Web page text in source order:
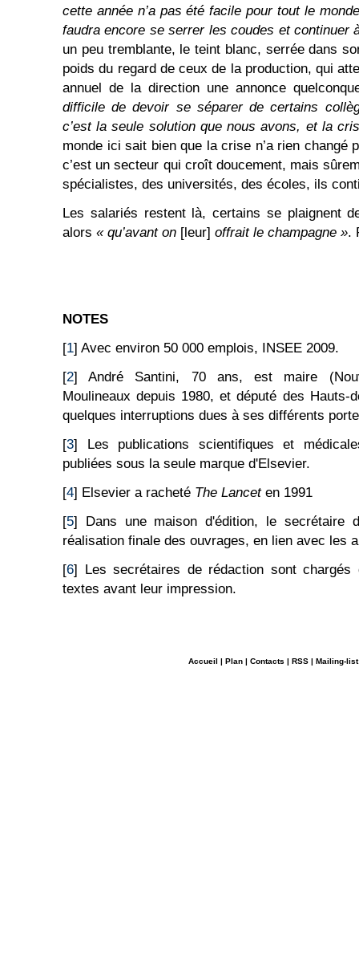
cette année n’a pas été facile pour tout le
faudra encore se serrer les coudes et continuer
un peu tremblante, le teint blanc, serrée dans
poids du regard de ceux de la production, qui
annuel de la direction une annonce
difficile de devoir se séparer de certains
c’est la seule solution que nous avons, et la
monde ici sait bien que la crise n’a rien changé
c’est un secteur qui croît doucement, mais
spécialistes, des universités, des écoles, ils
Les salariés restent là, certains se plaignent
alors « qu’avant on [leur] offrait le champagne ».
NOTES
[1] Avec environ 50 000 emplois, INSEE 2009.
[2] André Santini, 70 ans, est maire
Moulineaux depuis 1980, et député des Hauts-
quelques interruptions dues à ses différents
[3] Les publications scientifiques et
publiées sous la seule marque d'Elsevier.
[4] Elsevier a racheté The Lanceten 1991
[5] Dans une maison d'édition, le secrétaire
réalisation finale des ouvrages, en lien avec les
[6] Les secrétaires de rédaction sont
textes avant leur impression.
Accueil | Plan | Contacts | RSS | Mailing-list